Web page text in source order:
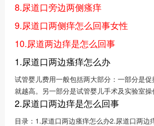
8.尿道口旁边两侧瘙痒
9.尿道口两侧痒怎么回事女性
10.尿道两边痒是怎么回事
1.尿道口两边瘙痒怎么办
试管婴儿费用一般包括两大部分：一部分是
就越高。另一部分是试管婴儿手术及实验室
2.尿道口两边痒是怎么回事
目录：1.尿道口两边瘙痒怎么办2.尿道口两